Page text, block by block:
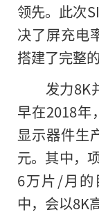
领先。此次
决了屏充电
搭建了完整
发力8K
早在2018年
显示器件生
元。其中，
6万片/月
中，会以8K